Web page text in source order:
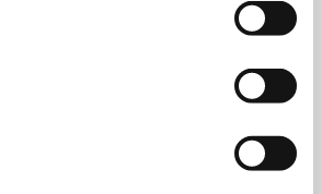
durch